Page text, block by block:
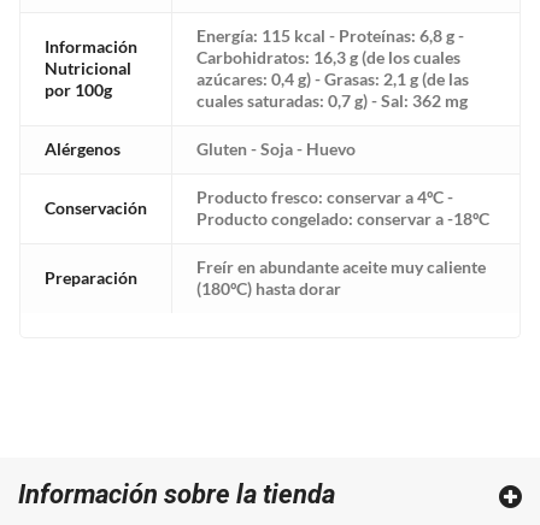
Información
Nutricional
por 100g
Energía: 115 kcal - Proteínas: 6,8 g -
Carbohidratos: 16,3 g (de los cuales
azúcares: 0,4 g) - Grasas: 2,1 g (de las
cuales saturadas: 0,7 g) - Sal: 362 mg
Alérgenos Gluten - Soja - Huevo
Conservación
Producto fresco: conservar a 4ºC -
Producto congelado: conservar a -18ºC
Preparación
Freír en abundante aceite muy caliente
(180ºC) hasta dorar
Información sobre la tienda